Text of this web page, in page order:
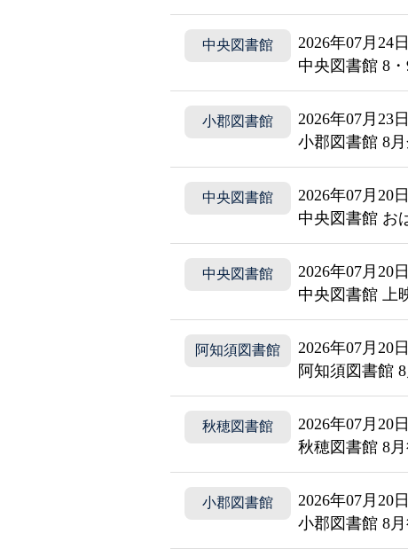
中央図書館 2026年07月24日
中央図書館 8
小郡図書館 2026年07月23日
小郡図書館 8
中央図書館 2026年07月20日
中央図書館 お
中央図書館 2026年07月20日
中央図書館 上
阿知須図書館 2026年07月20日
阿知須図書館
秋穂図書館 2026年07月20日
秋穂図書館 8
小郡図書館 2026年07月20日
小郡図書館 8